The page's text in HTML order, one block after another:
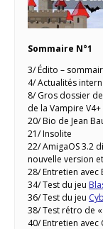
Sommaire N°1
3/ Édito –
4/ Actualités
8/ Gros dossier
de la Vampire
20/ Bio de Jean
21/ Insolite
22/ AmigaOS 3.2
nouvelle version
28/ Entretien avec
34/ Test du jeu
36/ Test du jeu
38/ Test rétro de «
40/ Entretien